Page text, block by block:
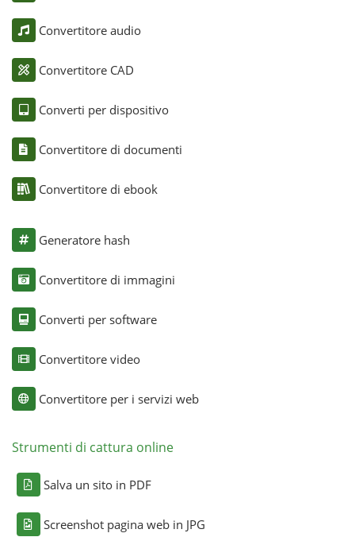
Convertitore audio
Convertitore CAD
Converti per dispositivo
Convertitore di documenti
Convertitore di ebook
Generatore hash
Convertitore di immagini
Converti per software
Convertitore video
Convertitore per i servizi web
Strumenti di cattura online
Salva un sito in PDF
Screenshot pagina web in JPG